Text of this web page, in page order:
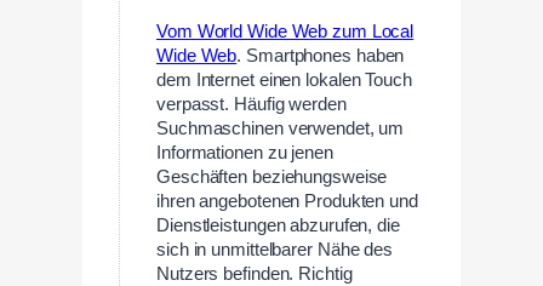
Vom World Wide Web zum Local
Wide Web. Smartphones haben
dem Internet einen lokalen Touch
verpasst. Häufig werden
Suchmaschinen verwendet, um
Informationen zu jenen
Geschäften beziehungsweise
ihren angebotenen Produkten und
Dienstleistungen abzurufen, die
sich in unmittelbarer Nähe des
Nutzers befinden. Richtig